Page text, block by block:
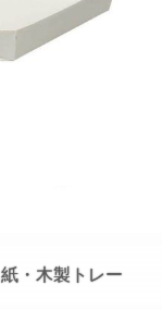
・木製トレー